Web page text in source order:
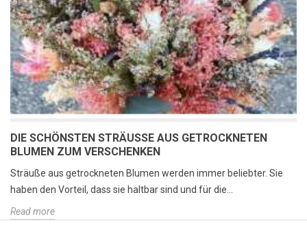
DIE SCHÖNSTEN STRÄUSSE AUS GETROCKNETEN B
LUMEN ZUM VERSCHENKEN
Sträuße aus getrockneten Blumen werden immer beliebter. Sie
haben den Vorteil, dass sie haltbar sind und für die...
Read more